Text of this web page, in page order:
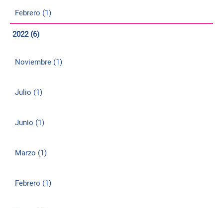
Febrero (1)
2022 (6)
Noviembre (1)
Julio (1)
Junio (1)
Marzo (1)
Febrero (1)